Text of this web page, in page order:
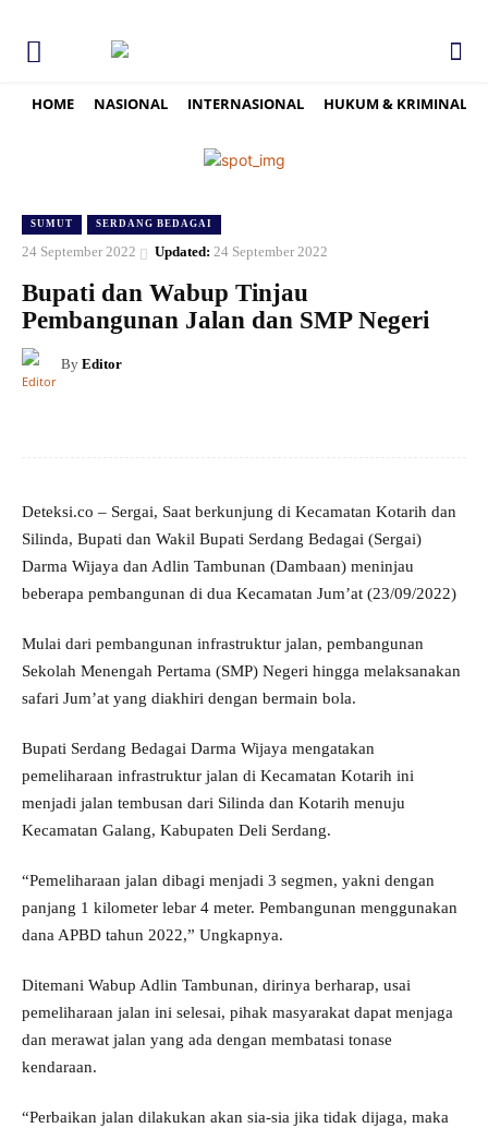
HOME NASIONAL INTERNASIONAL HUKUM & KRIMINAL
SUMUT SERDANG BEDAGAI
24 September 2022 Updated: 24 September 2022
Bupati dan Wabup Tinjau
Pembangunan Jalan dan SMP Negeri
By Editor
Deteksi.co – Sergai, Saat berkunjung di Kecamatan Kotarih dan
Silinda, Bupati dan Wakil Bupati Serdang Bedagai (Sergai)
Darma Wijaya dan Adlin Tambunan (Dambaan) meninjau
beberapa pembangunan di dua Kecamatan Jum’at (23/09/2022)
Mulai dari pembangunan infrastruktur jalan, pembangunan
Sekolah Menengah Pertama (SMP) Negeri hingga melaksanakan
safari Jum’at yang diakhiri dengan bermain bola.
Bupati Serdang Bedagai Darma Wijaya mengatakan
pemeliharaan infrastruktur jalan di Kecamatan Kotarih ini
menjadi jalan tembusan dari Silinda dan Kotarih menuju
Kecamatan Galang, Kabupaten Deli Serdang.
“Pemeliharaan jalan dibagi menjadi 3 segmen, yakni dengan
panjang 1 kilometer lebar 4 meter. Pembangunan menggunakan
dana APBD tahun 2022,” Ungkapnya.
Ditemani Wabup Adlin Tambunan, dirinya berharap, usai
pemeliharaan jalan ini selesai, pihak masyarakat dapat menjaga
dan merawat jalan yang ada dengan membatasi tonase
kendaraan.
“Perbaikan jalan dilakukan akan sia-sia jika tidak dijaga, maka